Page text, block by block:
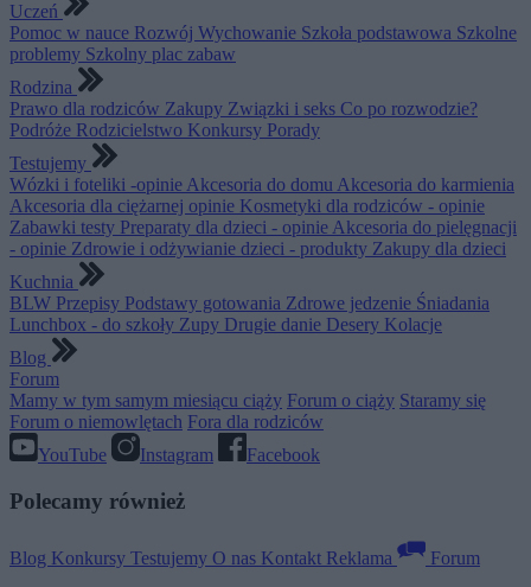
Uczeń
Pomoc w nauce Rozwój Wychowanie Szkoła podstawowa Szkolne
problemy Szkolny plac zabaw
Rodzina
Prawo dla rodziców Zakupy Związki i seks Co po rozwodzie?
Podróże Rodzicielstwo Konkursy Porady
Testujemy
Wózki i foteliki -opinie Akcesoria do domu Akcesoria do karmienia
Akcesoria dla ciężarnej opinie Kosmetyki dla rodziców - opinie
Zabawki testy Preparaty dla dzieci - opinie Akcesoria do pielęgnacji
- opinie Zdrowie i odżywianie dzieci - produkty Zakupy dla dzieci
Kuchnia
BLW Przepisy Podstawy gotowania Zdrowe jedzenie Śniadania
Lunchbox - do szkoły Zupy Drugie danie Desery Kolacje
Blog
Forum
Mamy w tym samym miesiącu ciąży Forum o ciąży Staramy się
Forum o niemowlętach Fora dla rodziców
YouTube
Instagram Facebook
Polecamy również
Blog Konkursy Testujemy O nas Kontakt Reklama
Forum